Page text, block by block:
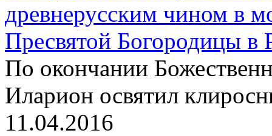
древнерусским чином в
Пресвятой Богородицы в
По окончании
Иларион освятил
11.04.2016